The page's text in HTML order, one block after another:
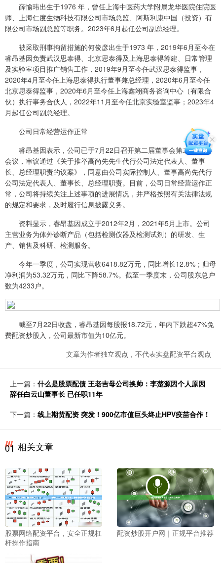
薛愉玮出生于1976 年，曾任上海中医药大学附属龙华医院住院医
师、上海仁度生物科技有限公司市场总监、阿斯利康中国（投资）有
限公司市场副总监等职务。2023年6月起任公司副总经理。
被采取刑事拘留措施的何俊彦出生于1973 年，2019年6月至今在
睿昂基因负责武汉思泰得、北京思泰得及上海思泰得筹建、日常管理
及实验室项目推广销售工作，2019年9月至今任武汉思泰得监事，
2020年4月至今任上海思泰得执行董事兼总经理，2020年6月至今任
北京思泰得监事，2020年6月至今任上海鑫翊商务咨询中心（有限合
伙）执行事务合伙人，2022年11月至今任北京实验室监事；2023年4
月起任公司副总经理。
公司日常经营运作正常
睿昂基因表示，公司已于7月22日召开第二届董事会第二十五次
会议，审议通过《关于推举高尚先先生代行公司法定代表人、董事
长、总经理职责的议案》，同意由公司实际控制人、董事高尚先代行
公司法定代表人、董事长、总经理职责。目前，公司日常经营运作正
常，公司将持续关注上述事项的进展情况，并严格按照有关法律法规
的规定和要求，及时履行信息披露义务。
资料显示，睿昂基因成立于2012年2月，2021年5月上市。公司
主营业务为体外诊断产品（包括检测仪器及检测试剂）的研发、生
产、销售及科研、检测服务。
今年一季度，公司实现营收6418.82万元，同比增长12.8%；归母
净利润为53.32万元，同比下降58.7%。截至一季度末，公司股东总户
数为4233户。
截至7月22日收盘，睿昂基因每股报18.72元，年内下跌超47%免
费配资炒股入，公司最新市值为10亿元。
文章为作者独立观点，不代表实盘配资平台观点
上一篇： 什么是股票配债 王老吉母公司换帅：李楚源因个人原因
辞任白云山董事长 已任职11年
下一篇： 线上期货配资 突发！900亿市值巨头终止HPV疫苗合作！
01 相关文章
股票网络配资平台，安全正规杠
杆操作指南
配资炒股开户网｜正规平台推荐